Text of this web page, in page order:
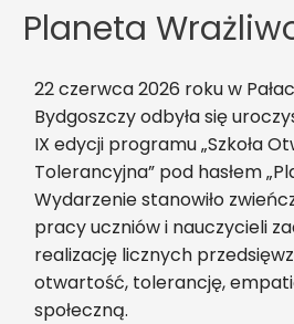
Planeta
22 czerwca 2026 roku w
Bydgoszczy odbyła się
IX edycji programu „Szkoła
Tolerancyjna” pod hasłem
Wydarzenie stanowiło
pracy uczniów i nauczycieli
realizację licznych
otwartość, tolerancję,
społeczną.